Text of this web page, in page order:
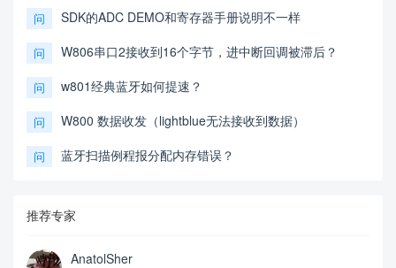
问 SDK的ADC DEMO和寄存器手册说明不一样
问 W806串口2接收到16个字节，进中断回调被滞后？
问 w801经典蓝牙如何提速？
问 W800 数据收发（lightblue无法接收到数据）
问 蓝牙扫描例程报分配内存错误？
推荐专家
AnatolSher